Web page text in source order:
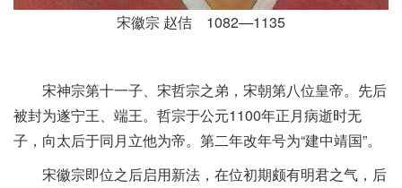
宋徽宗 赵佶 1082—1135
宋神宗第十一子、宋哲宗之弟，宋朝第八位皇帝。先后
被封为遂宁王、端王。哲宗于公元1100年正月病逝时无
子，向太后于同月立他为帝。第二年改年号为“建中靖国”。
宋徽宗即位之后启用新法，在位初期颇有明君之气，后